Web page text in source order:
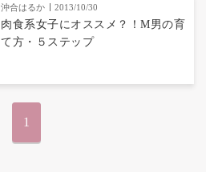
沖合はるか 2013/10/30
肉食系女子にオススメ？！M男の育
て方・５ステップ
1